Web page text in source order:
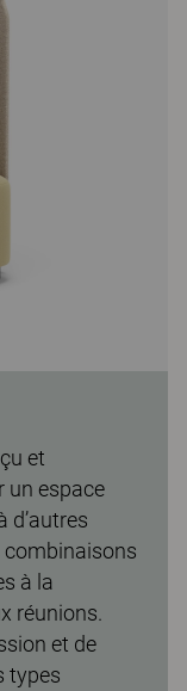
et
un espace
d’autres
combinaisons
à la
réunions.
et de
types